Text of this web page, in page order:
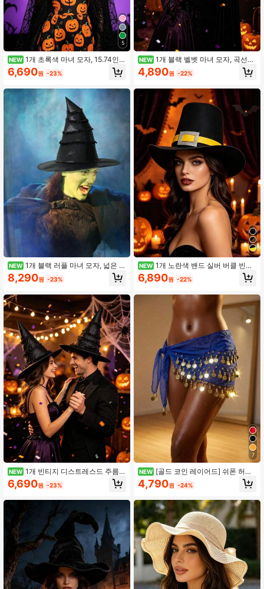
5
NEW 1개 초록색 마녀 모자, 15.74인치
넓은 챙 펠트 마법사 모자, 성인 사이
즈, 할로윈 의상 액세서리, 접이식 뾰
사에 적합, 선명한 보라색 마법사 모자
- 넓은 챙 펠트 마녀 의상 모자, 할로
윈, 역할극, 마법 테마 파티에 적합, 원
사이즈 성인 보라색 마녀 모자, 11.81
인치 높이 뾰족 펠트 마법사 모자, 악
마 마녀 역할극, 할로윈 및 판타지 테
6,690원 -23%
NEW 1개 블랙 러플 마녀 모자, 넓은 챙
반짝이는 뾰족한 마법사 모자, 여성 할
로윈 의상 액세서리, 할로윈 메이크업,
니발 역할극, 로리타 의상 액세서리에
적합, 반짝이는 러플 블랙 마녀 넓은
챙 모자, 할로윈 파티 역할극, 마법사
의상 액세서리
8,290원 -23%
NEW 1개 빈티지 디스트레스드 주름
레이스 트림 마녀 뾰족 모자, 어두운
분위기의 텍스처드 패브릭, 변형에 강
일 무대 의상, 성인용 범용 휴일 액세
서리에 적합
6,690원 -23%
NEW 1개 블랙 벨벳 마녀 모자, 곡선형
챙, 부드러운 주름진 모양 조절 가능
디자인, 라인스톤 사각 버클 정교한 장
윈 파티, 마녀 코스프레, 테마 파티, 휴
일 무대 의상, 성인용 범용 분위기 코
스튬 액세서리용으로 특별히 디자인
4,890원 -22%
NEW 1개 노란색 밴드 실버 버클 빈티
지 청교도 탑 모자, 유럽 빈티지 분위
기를 연출하며 휴일 의상 스타일을 쉽
로윈 파티, 빈티지 테마 코스프레, 무
대 공연 및 사진 촬영에 적합하며, 성
인과 청소년이 휴일 드레스업에 착용
할 수 있습니다
6,890원 -22%
7
NEW [골드 코인 레이어드] 쉬폰 허리
체인, 보헤미안 스타일 이국적인 허리
장식, 파티 & 휴일 레이어링 액세서리,
4,790원 -24%